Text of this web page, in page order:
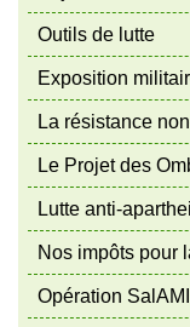
Outils de lutte
Exposition
La résistance
Le Projet des
Lutte anti-
Nos impôts pour
Opération SalAMI